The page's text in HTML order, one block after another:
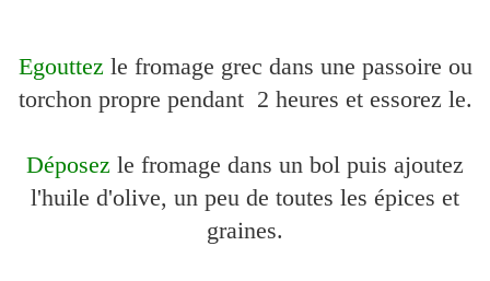
Egouttez le fromage grec dans une passoire ou
torchon propre pendant 2 heures et essorez le.
Déposez le fromage dans un bol puis ajoutez
l'huile d'olive, un peu de toutes les épices et
graines.